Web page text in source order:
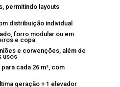
permitindo layouts
distribuição individual
forro modular ou em
e copa
e convenções, além de
usos
cada 26 m², com
geração + 1 elevador